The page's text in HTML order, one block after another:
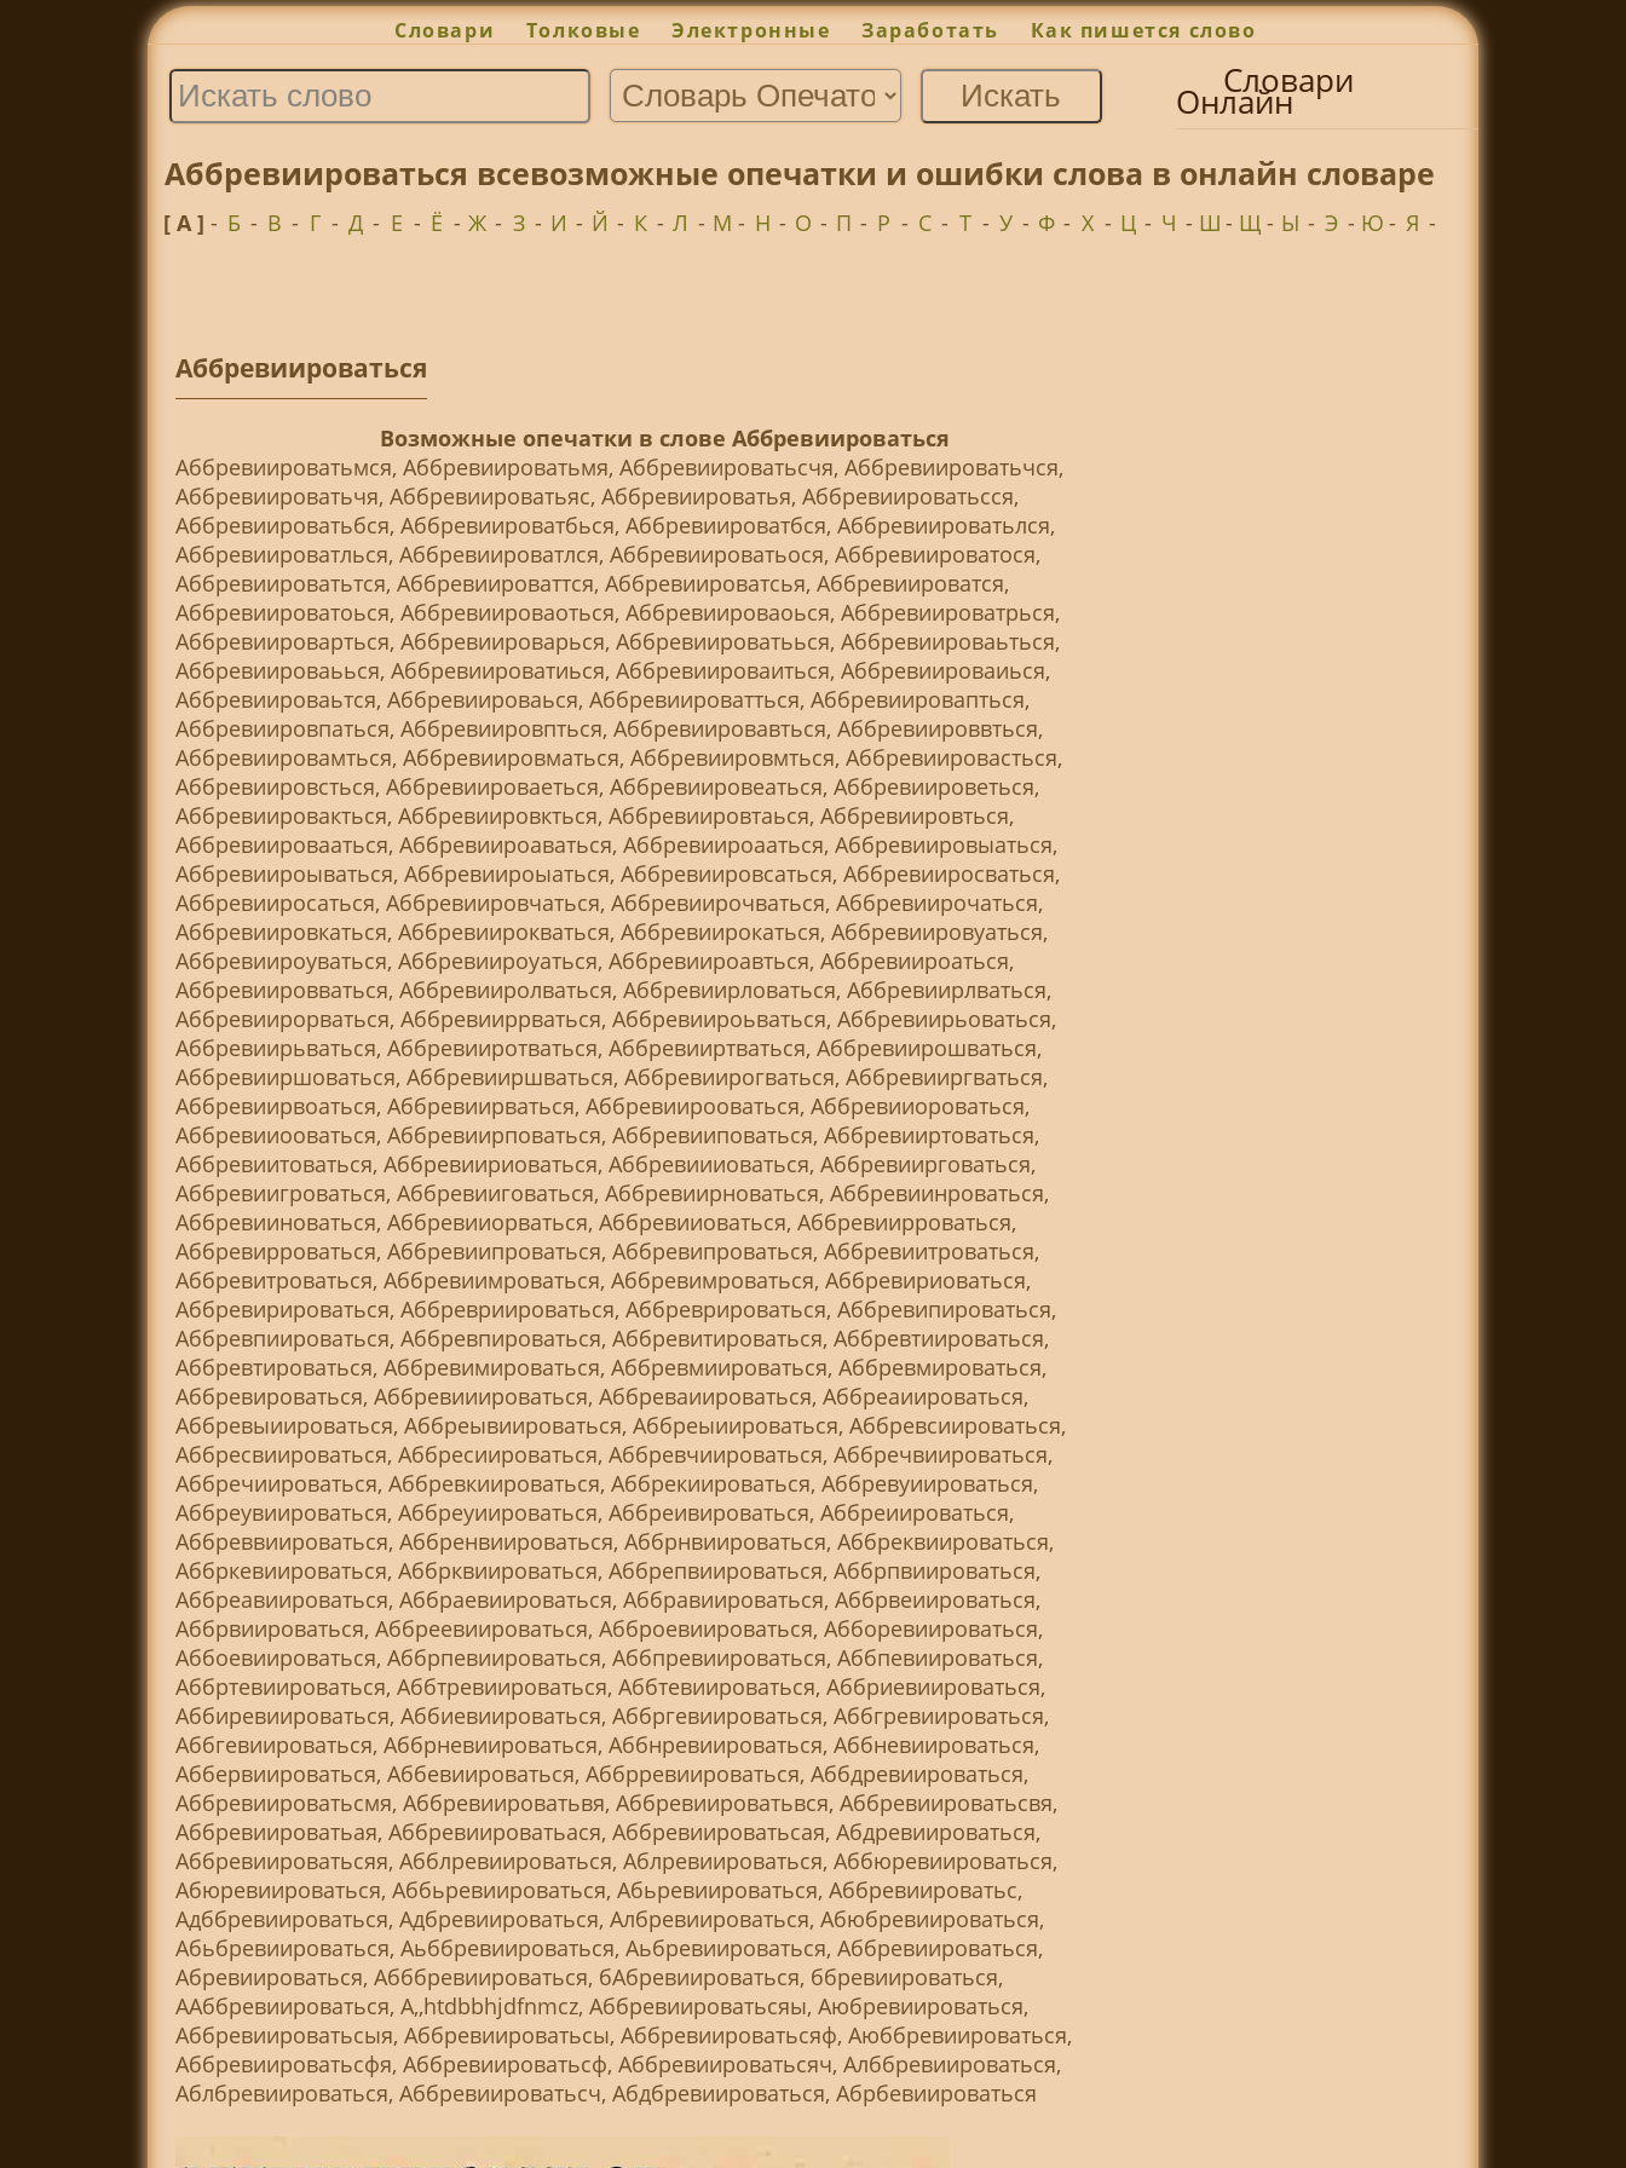
Словари Толковые Электронные Заработать Как пишется слово
Словари
Онлайн
Аббревиироваться всевозможные опечатки и ошибки слова в онлайн словаре
[ А ] - Б - В - Г - Д - Е - Ё - Ж - З - И - Й - К - Л - М - Н - О - П - Р - С - Т - У - Ф - Х - Ц - Ч - Ш - Щ - Ы - Э - Ю- Я -
Аббревиироваться
Возможные опечатки в слове Аббревиироваться
Аббревиироватьмся, Аббревиироватьмя, Аббревиироватьсчя, Аббревиироватьчся,
Аббревиироватьчя, Аббревиироватьяс, Аббревиироватья, Аббревиироватьсся,
Аббревиироватьбся, Аббревиироватбься, Аббревиироватбся, Аббревиироватьлся,
Аббревиироватлься, Аббревиироватлся, Аббревиироватьося, Аббревиироватося,
Аббревиироватьтся, Аббревиироваттся, Аббревиироватсья, Аббревиироватся,
Аббревиироватоься, Аббревиироваоться, Аббревиироваоься, Аббревиироватрься,
Аббревиироварться, Аббревиироварься, Аббревиироватьься, Аббревиироваьться,
Аббревиироваьься, Аббревиироватиься, Аббревиироваиться, Аббревиироваиься,
Аббревиироваьтся, Аббревиироваься, Аббревиироватться, Аббревиировапться,
Аббревиировпаться, Аббревиировпться, Аббревиировавться, Аббревиироввться,
Аббревиировамться, Аббревиировматься, Аббревиировмться, Аббревиировасться,
Аббревиировсться, Аббревиироваеться, Аббревиировеаться, Аббревиироветься,
Аббревиировакться, Аббревиировкться, Аббревиировтаься, Аббревиировться,
Аббревиировааться, Аббревиироаваться, Аббревиироааться, Аббревиировыаться,
Аббревиироываться, Аббревиироыаться, Аббревиировсаться, Аббревииросваться,
Аббревииросаться, Аббревиировчаться, Аббревиирочваться, Аббревиирочаться,
Аббревиировкаться, Аббревиирокваться, Аббревиирокаться, Аббревиировуаться,
Аббревиироуваться, Аббревиироуаться, Аббревиироавться, Аббревиироаться,
Аббревиировваться, Аббревииролваться, Аббревиирловаться, Аббревиирлваться,
Аббревиирорваться, Аббревииррваться, Аббревиироьваться, Аббревиирьоваться,
Аббревиирьваться, Аббревииротваться, Аббревииртваться, Аббревиирошваться,
Аббревииршоваться, Аббревииршваться, Аббревиирогваться, Аббревииргваться,
Аббревиирвоаться, Аббревиирваться, Аббревиирооваться, Аббревииороваться,
Аббревииооваться, Аббревиирповаться, Аббревииповаться, Аббревииртоваться,
Аббревиитоваться, Аббревиириоваться, Аббревиииоваться, Аббревиирговаться,
Аббревиигроваться, Аббревииговаться, Аббревиирноваться, Аббревиинроваться,
Аббревииноваться, Аббревииорваться, Аббревииоваться, Аббревиирроваться,
Аббревирроваться, Аббревиипроваться, Аббревипроваться, Аббревиитроваться,
Аббревитроваться, Аббревиимроваться, Аббревимроваться, Аббревириоваться,
Аббревирироваться, Аббревриироваться, Аббреврироваться, Аббревипироваться,
Аббревпиироваться, Аббревпироваться, Аббревитироваться, Аббревтиироваться,
Аббревтироваться, Аббревимироваться, Аббревмиироваться, Аббревмироваться,
Аббревироваться, Аббревииироваться, Аббреваиироваться, Аббреаиироваться,
Аббревыиироваться, Аббреывиироваться, Аббреыиироваться, Аббревсиироваться,
Аббресвиироваться, Аббресиироваться, Аббревчиироваться, Аббречвиироваться,
Аббречиироваться, Аббревкиироваться, Аббрекиироваться, Аббревуиироваться,
Аббреувиироваться, Аббреуиироваться, Аббреивироваться, Аббреиироваться,
Аббреввиироваться, Аббренвиироваться, Аббрнвиироваться, Аббреквиироваться,
Аббркевиироваться, Аббрквиироваться, Аббрепвиироваться, Аббрпвиироваться,
Аббреавиироваться, Аббраевиироваться, Аббравиироваться, Аббрвеиироваться,
Аббрвиироваться, Аббреевиироваться, Абброевиироваться, Абборевиироваться,
Аббоевиироваться, Аббрпевиироваться, Аббпревиироваться, Аббпевиироваться,
Аббртевиироваться, Аббтревиироваться, Аббтевиироваться, Аббриевиироваться,
Аббиревиироваться, Аббиевиироваться, Аббргевиироваться, Аббгревиироваться,
Аббгевиироваться, Аббрневиироваться, Аббнревиироваться, Аббневиироваться,
Аббервиироваться, Аббевиироваться, Аббрревиироваться, Аббдревиироваться,
Аббревиироватьсмя, Аббревиироватьвя, Аббревиироватьвся, Аббревиироватьсвя,
Аббревиироватьая, Аббревиироватьася, Аббревиироватьсая, Абдревиироваться,
Аббревиироватьсяя, Абблревиироваться, Аблревиироваться, Аббюревиироваться,
Абюревиироваться, Аббьревиироваться, Абьревиироваться, Аббревиироватьс,
Адббревиироваться, Адбревиироваться, Албревиироваться, Абюбревиироваться,
Абьбревиироваться, Аьббревиироваться, Аьбревиироваться, Аббревиироваться,
Абревиироваться, Абббревиироваться, бАбревиироваться, ббревиироваться,
ААббревиироваться, А,,htdbbhjdfnmcz, Аббревиироватьсяы, Аюбревиироваться,
Аббревиироватьсыя, Аббревиироватьсы, Аббревиироватьсяф, Аюббревиироваться,
Аббревиироватьсфя, Аббревиироватьсф, Аббревиироватьсяч, Алббревиироваться,
Аблбревиироваться, Аббревиироватьсч, Абдбревиироваться, Абрбевиироваться